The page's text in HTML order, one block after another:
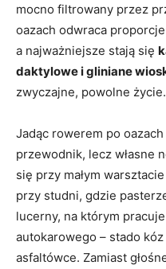
mocno filtrowany przez
oazach odwraca
a najważniejsze stają się
daktylowe i gliniane
zwyczajne, powolne życie.
Jadąc rowerem po
przewodnik, lecz własne
się przy małym
przy studni, gdzie
lucerny, na którym
autokarowego – stado
asfaltówce. Zamiast